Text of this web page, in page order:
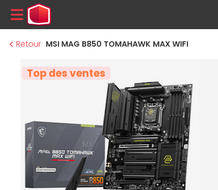
MENU
Retour MSI MAG B850 TOMAHAWK MAX WIFI
Top des ventes